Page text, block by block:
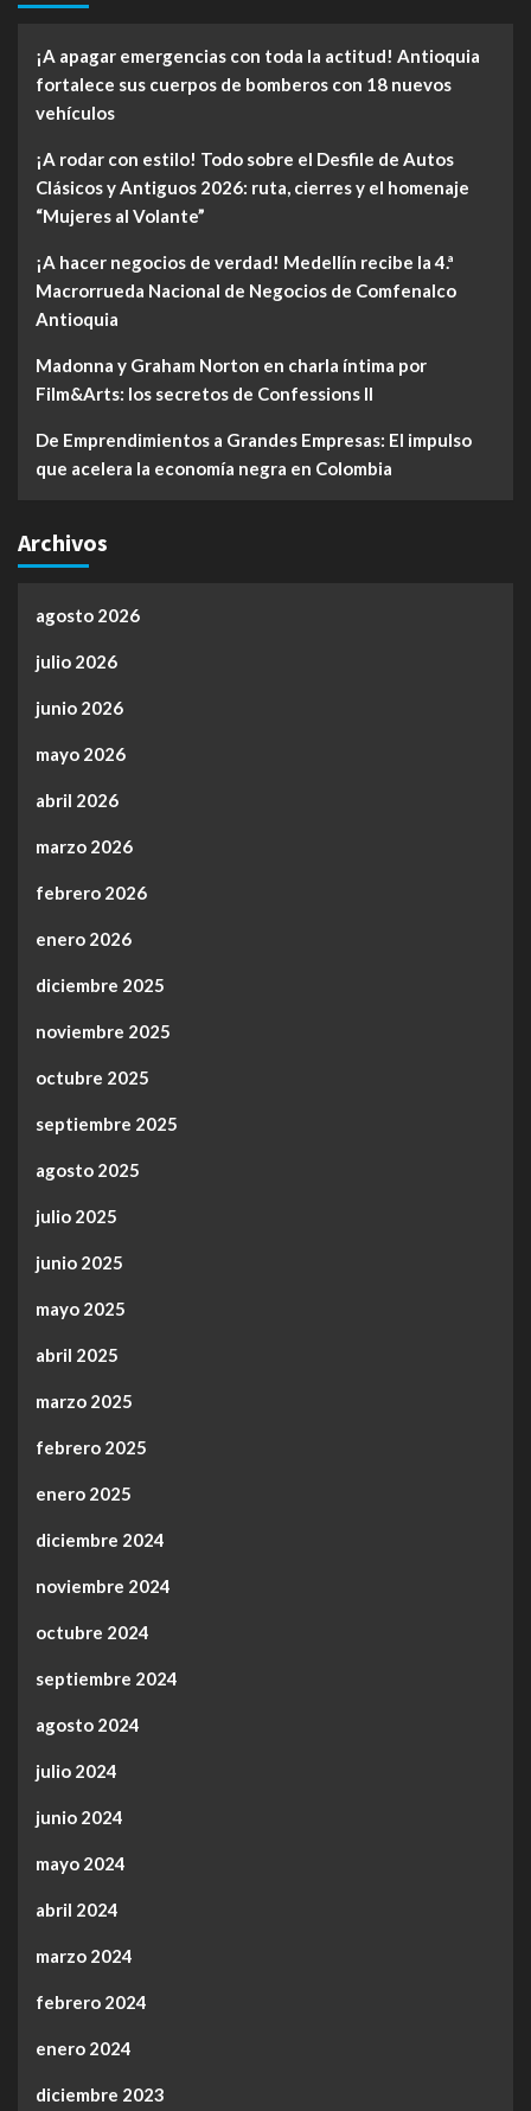
¡A apagar emergencias con toda la actitud! Antioquia
fortalece sus cuerpos de bomberos con 18 nuevos
vehículos
¡A rodar con estilo! Todo sobre el Desfile de Autos
Clásicos y Antiguos 2026: ruta, cierres y el homenaje
“Mujeres al Volante”
¡A hacer negocios de verdad! Medellín recibe la 4.ª
Macrorrueda Nacional de Negocios de Comfenalco
Antioquia
Madonna y Graham Norton en charla íntima por
Film&Arts: los secretos de Confessions II
De Emprendimientos a Grandes Empresas: El impulso
que acelera la economía negra en Colombia
Archivos
agosto 2026
julio 2026
junio 2026
mayo 2026
abril 2026
marzo 2026
febrero 2026
enero 2026
diciembre 2025
noviembre 2025
octubre 2025
septiembre 2025
agosto 2025
julio 2025
junio 2025
mayo 2025
abril 2025
marzo 2025
febrero 2025
enero 2025
diciembre 2024
noviembre 2024
octubre 2024
septiembre 2024
agosto 2024
julio 2024
junio 2024
mayo 2024
abril 2024
marzo 2024
febrero 2024
enero 2024
diciembre 2023